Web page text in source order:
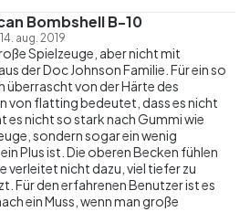
Bombshell B-10
14. aug. 2019
Spielzeuge, aber nicht mit
der Doc Johnson Familie. Für ein so
überrascht von der Härte des
von flatting bedeutet, dass es nicht
es nicht so stark nach Gummi wie
sondern sogar ein wenig
Plus ist. Die oberen Becken fühlen
verleitet nicht dazu, viel tiefer zu
Für den erfahrenen Benutzer ist es
ein Muss, wenn man große